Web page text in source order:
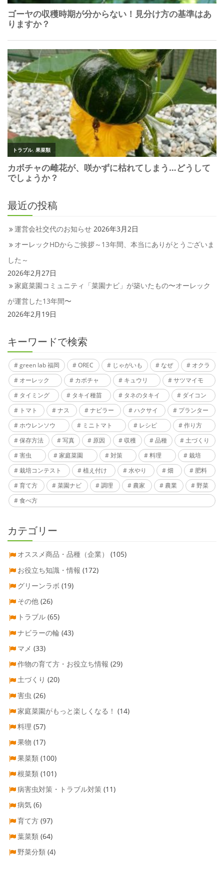
最近の投稿
運営会社交代のお知らせ 2026年3月2日
オーレックHDからご挨拶～13年間、本当にありがとうございま
した～
2026年2月27日
家庭菜園コミュニティ「菜園ナビ」が築いたもの〜オーレック
が運営した13年間〜
2026年2月19日
キーワードで検索
green lab 福岡 OREC じゃがいも なぜ
オクラ
オーレック
カボチャ キュウリ
サツマイモ
タイミング
タキイ種苗 タネのタキイ
ダイコン
トマト
ナス ナビラー ハクサイ
プランター
ホウレンソウ
ミニトマト レシピ
作り方
保存方法
写真 原因 収穫 品種
土づくり
害虫
家庭菜園 対策 料理
栽培
栽培コンテスト
植え付け 水やり 畑
肥料
育て方
菜園ナビ 調理 農家 農業
野菜
食べ方
カテゴリー
オススメ商品・品種（企業）
(105)
お役立ち知識・情報 (172)
グリーンラボ (19)
その他 (26)
トラブル (65)
ナビラーの輪 (43)
マメ (33)
作物の育て方・お役立ち情報 (29)
土づくり (20)
害虫 (26)
家庭菜園がもっと楽しくなる！ (14)
料理 (57)
果物 (17)
果菜類 (100)
根菜類 (101)
病害虫対策・トラブル対策 (11)
病気 (6)
育て方 (97)
葉菜類 (64)
野菜分類 (4)